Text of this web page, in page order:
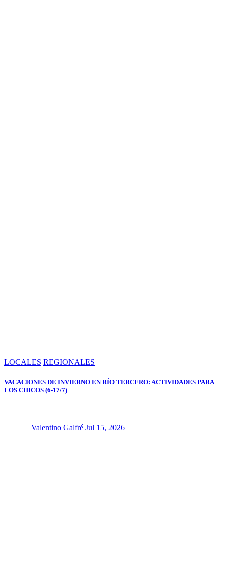
LOCALES REGIONALES
VACACIONES DE INVIERNO EN RÍO TERCERO: ACTIVIDADES PARA
LOS CHICOS (6-17/7)
Valentino Galfré Jul 15, 2026